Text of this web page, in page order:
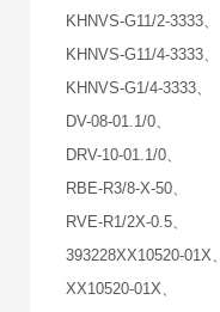
KHNVS-G11/2-3333、
KHNVS-G11/4-3333、
KHNVS-G1/4-3333、
DV-08-01.1/0、
DRV-10-01.1/0、
RBE-R3/8-X-50、
RVE-R1/2X-0.5、
393228XX10520-01X、
XX10520-01X、